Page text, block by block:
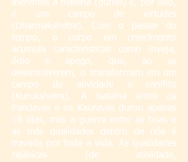
inerentes à matéria (gunas) e, por isso,
é um campo de virtudes
(Dharmakshetra). Com o passar do
tempo, o corpo em crescimento
acumula características como inveja,
ódio e apego, que, ao se
desenvolverem, o transformam em um
campo de atividade e conflito
(Kurukshetra). A batalha entre os
Pandavas e os Kauravas durou apenas
18 dias, mas a guerra entre as boas e
as más qualidades dentro de nós é
travada por toda a vida. As qualidades
rajásicas (de atividade,